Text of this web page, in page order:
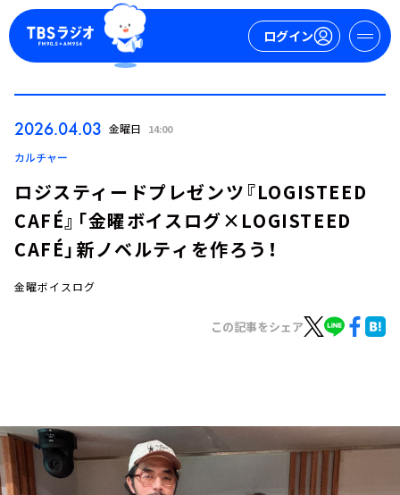
ログイン
イベント・グッズ
YouTube
会社情報
2026.04.03 金曜日 14:00
カルチャー
ロジスティードプレゼンツ『LOGISTEED
CAFÉ』「金曜ボイスログ×LOGISTEED
CAFÉ」新ノベルティを作ろう！
金曜ボイスログ
この記事をシェア